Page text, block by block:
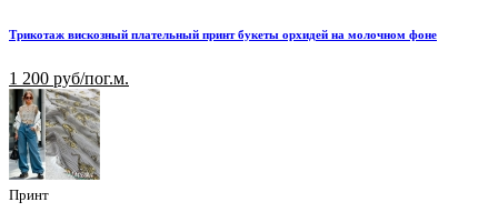
Трикотаж вискозный плательный принт букеты орхидей на молочном фоне
1 200 руб/пог.м.
Принт